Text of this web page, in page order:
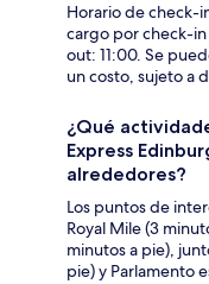
Horario de check-
cargo por check-
out: 11:00. Se
un costo, sujeto a
¿Qué
Express
alrededores?
Los puntos de
Royal Mile (3
minutos a pie),
pie) y Parlamento